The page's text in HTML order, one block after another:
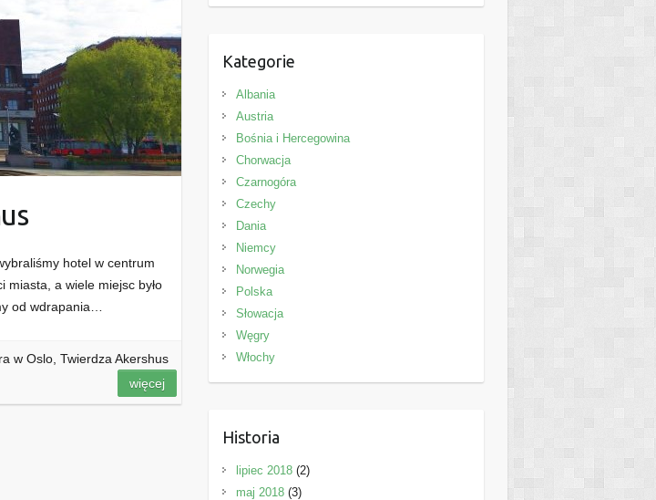
hotel w centrum
miasta, a wiele miejsc było
od wdrapania…
w Oslo, Twierdza Akershus
więcej
Kategorie
Albania
Austria
Bośnia i Hercegowina
Chorwacja
Czarnogóra
Czechy
Dania
Niemcy
Norwegia
Polska
Słowacja
Węgry
Włochy
Historia
lipiec 2018(2)
maj 2018(3)